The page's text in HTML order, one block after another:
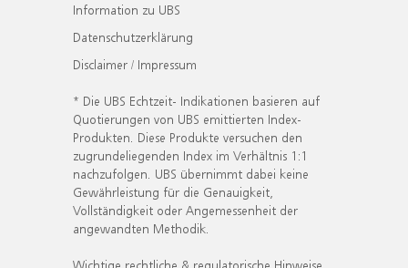
Information zu UBS
Datenschutzerklärung
Disclaimer / Impressum
* Die UBS Echtzeit- Indikationen basieren auf
Quotierungen von UBS emittierten Index-
Produkten. Diese Produkte versuchen den
zugrundeliegenden Index im Verhältnis 1:1
nachzufolgen. UBS übernimmt dabei keine
Gewährleistung für die Genauigkeit,
Vollständigkeit oder Angemessenheit der
angewandten Methodik.